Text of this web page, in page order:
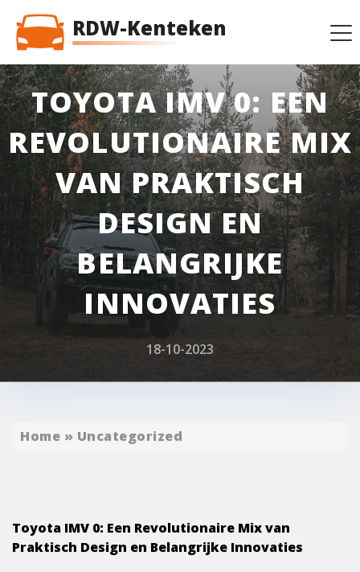
RDW-Kenteken
TOYOTA IMV 0: EEN
REVOLUTIONAIRE MIX
VAN PRAKTISCH
DESIGN EN
BELANGRIJKE
INNOVATIES
18-10-2023
Home » Uncategorized
Toyota IMV 0: Een Revolutionaire Mix van
Praktisch Design en Belangrijke Innovaties